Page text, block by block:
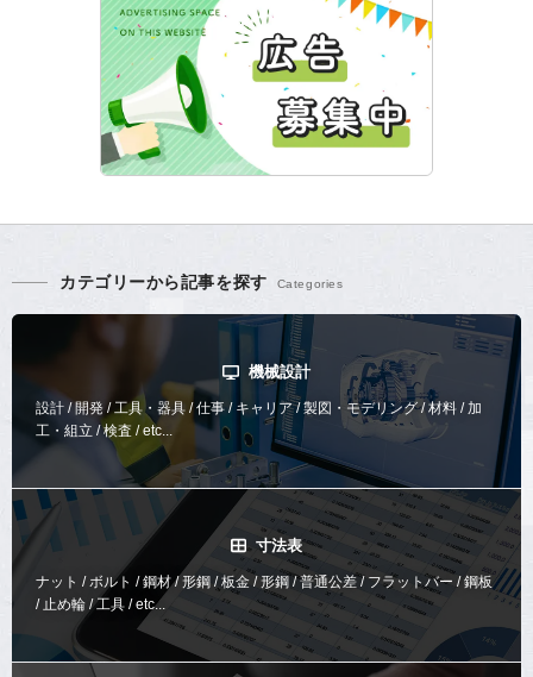
カテゴリーから記事を探す
機械設計
設計 / 開発 / 工具・器具 / 仕事 / キャリア / 製図・モデリング / 材料 / 加
工・組立 / 検査 / etc...
寸法表
ナット / ボルト / 鋼材 / 形鋼 / 板金 / 形鋼 / 普通公差 / フラットバー / 鋼板
/ 止め輪 / 工具 / etc...